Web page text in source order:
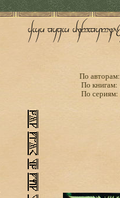
По авторам:
По книгам:
По сериям: